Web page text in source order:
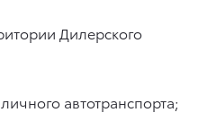
Дилерского
автотранспорта;